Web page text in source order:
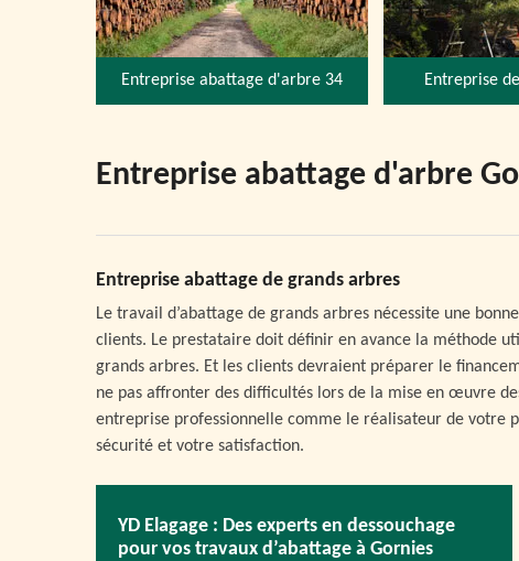
Entreprise abattage d'arbre 34 Entreprise
Entreprise abattage d'arbre
Entreprise abattage de grands arbres
Le travail d’abattage de grands arbres nécessite une
clients. Le prestataire doit définir en avance la méthode
grands arbres. Et les clients devraient préparer le
ne pas affronter des difficultés lors de la mise en œuvre
entreprise professionnelle comme le réalisateur de votre
sécurité et votre satisfaction.
YD Elagage : Des experts en dessouchage
pour vos travaux d’abattage à Gornies